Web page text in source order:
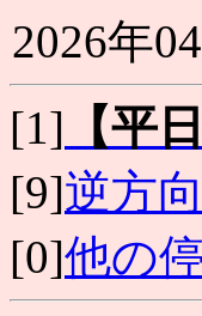
2026年
[1] 【平日
[9]逆方
[0]他の